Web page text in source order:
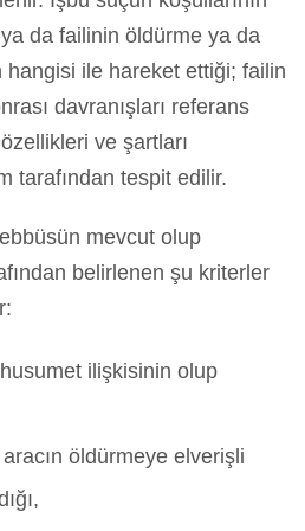
da failinin öldürme ya da
hangisi ile hareket ettiği; failin
davranışları referans
ve şartları
tarafından tespit edilir.
mevcut olup
belirlenen şu kriterler
ilişkisinin olup
öldürmeye elverişli